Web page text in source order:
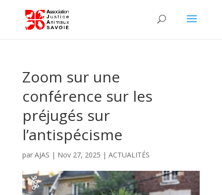
Zoom sur une
conférence sur les
préjugés sur
l’antispécisme
par AJAS | Nov 27, 2025 | ACTUALITÉS